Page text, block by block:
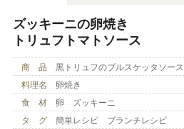
ズッキーニの卵焼き
トリュフトマトソース
商 品
黒トリュフのブルスケッタソース
料理名
卵焼き
食 材
卵 ズッキーニ
タ グ
簡単レシピ ブランチレシピ